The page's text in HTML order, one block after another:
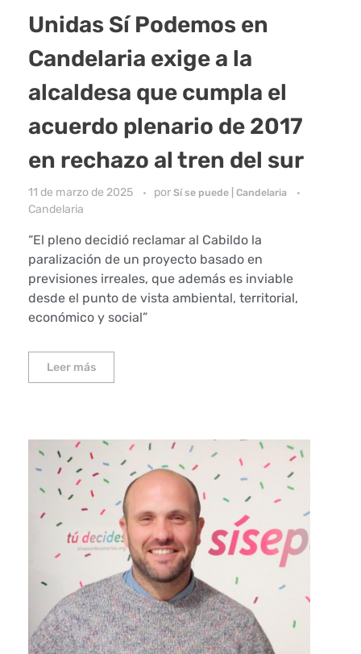
Unidas Sí Podemos en
Candelaria exige a la
alcaldesa que cumpla el
acuerdo plenario de 2017
en rechazo al tren del sur
11 de marzo de 2025 por Sí se puede | Candelaria
Candelaria
“El pleno decidió reclamar al Cabildo la
paralización de un proyecto basado en
previsiones irreales, que además es inviable
desde el punto de vista ambiental, territorial,
económico y social”
Leer más